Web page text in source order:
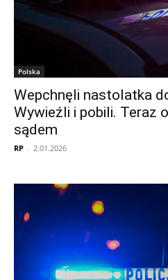
Polska
Wepchnęli nastolatka
Wywieźli i pobili. Teraz
sądem
RP - 2.01.2026